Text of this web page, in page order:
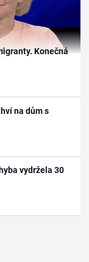
Konečná
na dům s
vydržela 30